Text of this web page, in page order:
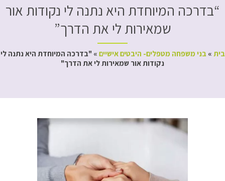
“בדרכה המיוחדת היא נתנה לי נקודות אור
שמאירות לי את הדרך”
בית »בני משפחה מטפלים- היבטים אישיים » "בדרכה המיוחדת היא נתנה לי
נקודות אור שמאירות לי את הדרך"